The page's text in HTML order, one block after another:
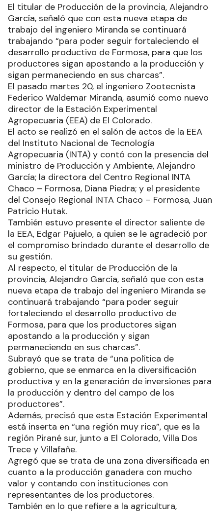
El titular de Producción de la provincia, Alejandro
García, señaló que con esta nueva etapa de
trabajo del ingeniero Miranda se continuará
trabajando “para poder seguir fortaleciendo el
desarrollo productivo de Formosa, para que los
productores sigan apostando a la producción y
sigan permaneciendo en sus charcas”.
El pasado martes 20, el ingeniero Zootecnista
Federico Waldemar Miranda, asumió como nuevo
director de la Estación Experimental
Agropecuaria (EEA) de El Colorado.
El acto se realizó en el salón de actos de la EEA
del Instituto Nacional de Tecnología
Agropecuaria (INTA) y contó con la presencia del
ministro de Producción y Ambiente, Alejandro
García; la directora del Centro Regional INTA
Chaco – Formosa, Diana Piedra; y el presidente
del Consejo Regional INTA Chaco – Formosa, Juan
Patricio Hutak.
También estuvo presente el director saliente de
la EEA, Edgar Pajuelo, a quien se le agradeció por
el compromiso brindado durante el desarrollo de
su gestión.
Al respecto, el titular de Producción de la
provincia, Alejandro García, señaló que con esta
nueva etapa de trabajo del ingeniero Miranda se
continuará trabajando “para poder seguir
fortaleciendo el desarrollo productivo de
Formosa, para que los productores sigan
apostando a la producción y sigan
permaneciendo en sus charcas”.
Subrayó que se trata de “una política de
gobierno, que se enmarca en la diversificación
productiva y en la generación de inversiones para
la producción y dentro del campo de los
productores”.
Además, precisó que esta Estación Experimental
está inserta en “una región muy rica”, que es la
región Pirané sur, junto a El Colorado, Villa Dos
Trece y Villafañe.
Agregó que se trata de una zona diversificada en
cuanto a la producción ganadera con mucho
valor y contando con instituciones con
representantes de los productores.
También en lo que refiere a la agricultura,